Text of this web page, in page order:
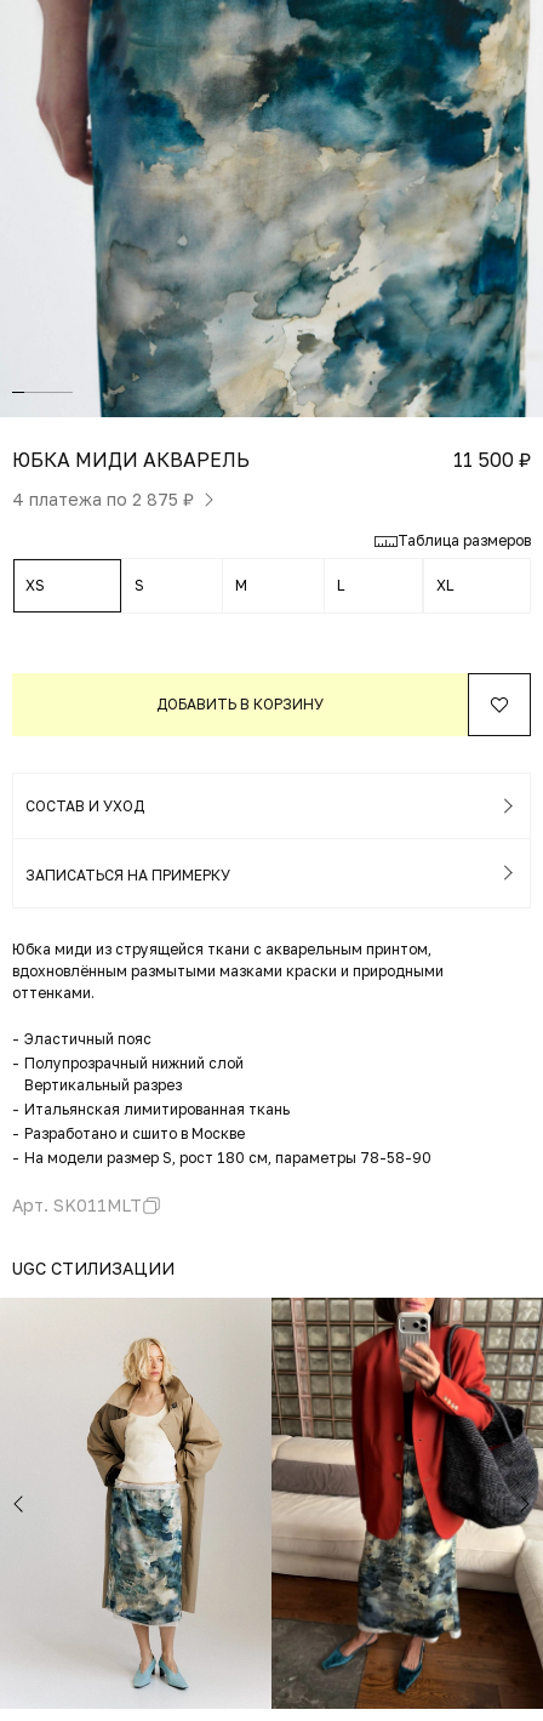
ЮБКА МИДИ АКВАРЕЛЬ 11 500 ₽
4 платежа по 2 875 ₽
Таблица размеров
XS S M L XL
ДОБАВИТЬ В КОРЗИНУ
СОСТАВ И УХОД
ЗАПИСАТЬСЯ НА ПРИМЕРКУ
Юбка миди из струящейся ткани с акварельным принтом,
вдохновлённым размытыми мазками краски и природными
оттенками.
Эластичный пояс
Полупрозрачный нижний слой
Вертикальный разрез
Итальянская лимитированная ткань
Разработано и сшито в Москве
На модели размер S, рост 180 см, параметры 78-58-90
Арт. SK011MLT
UGC СТИЛИЗАЦИИ